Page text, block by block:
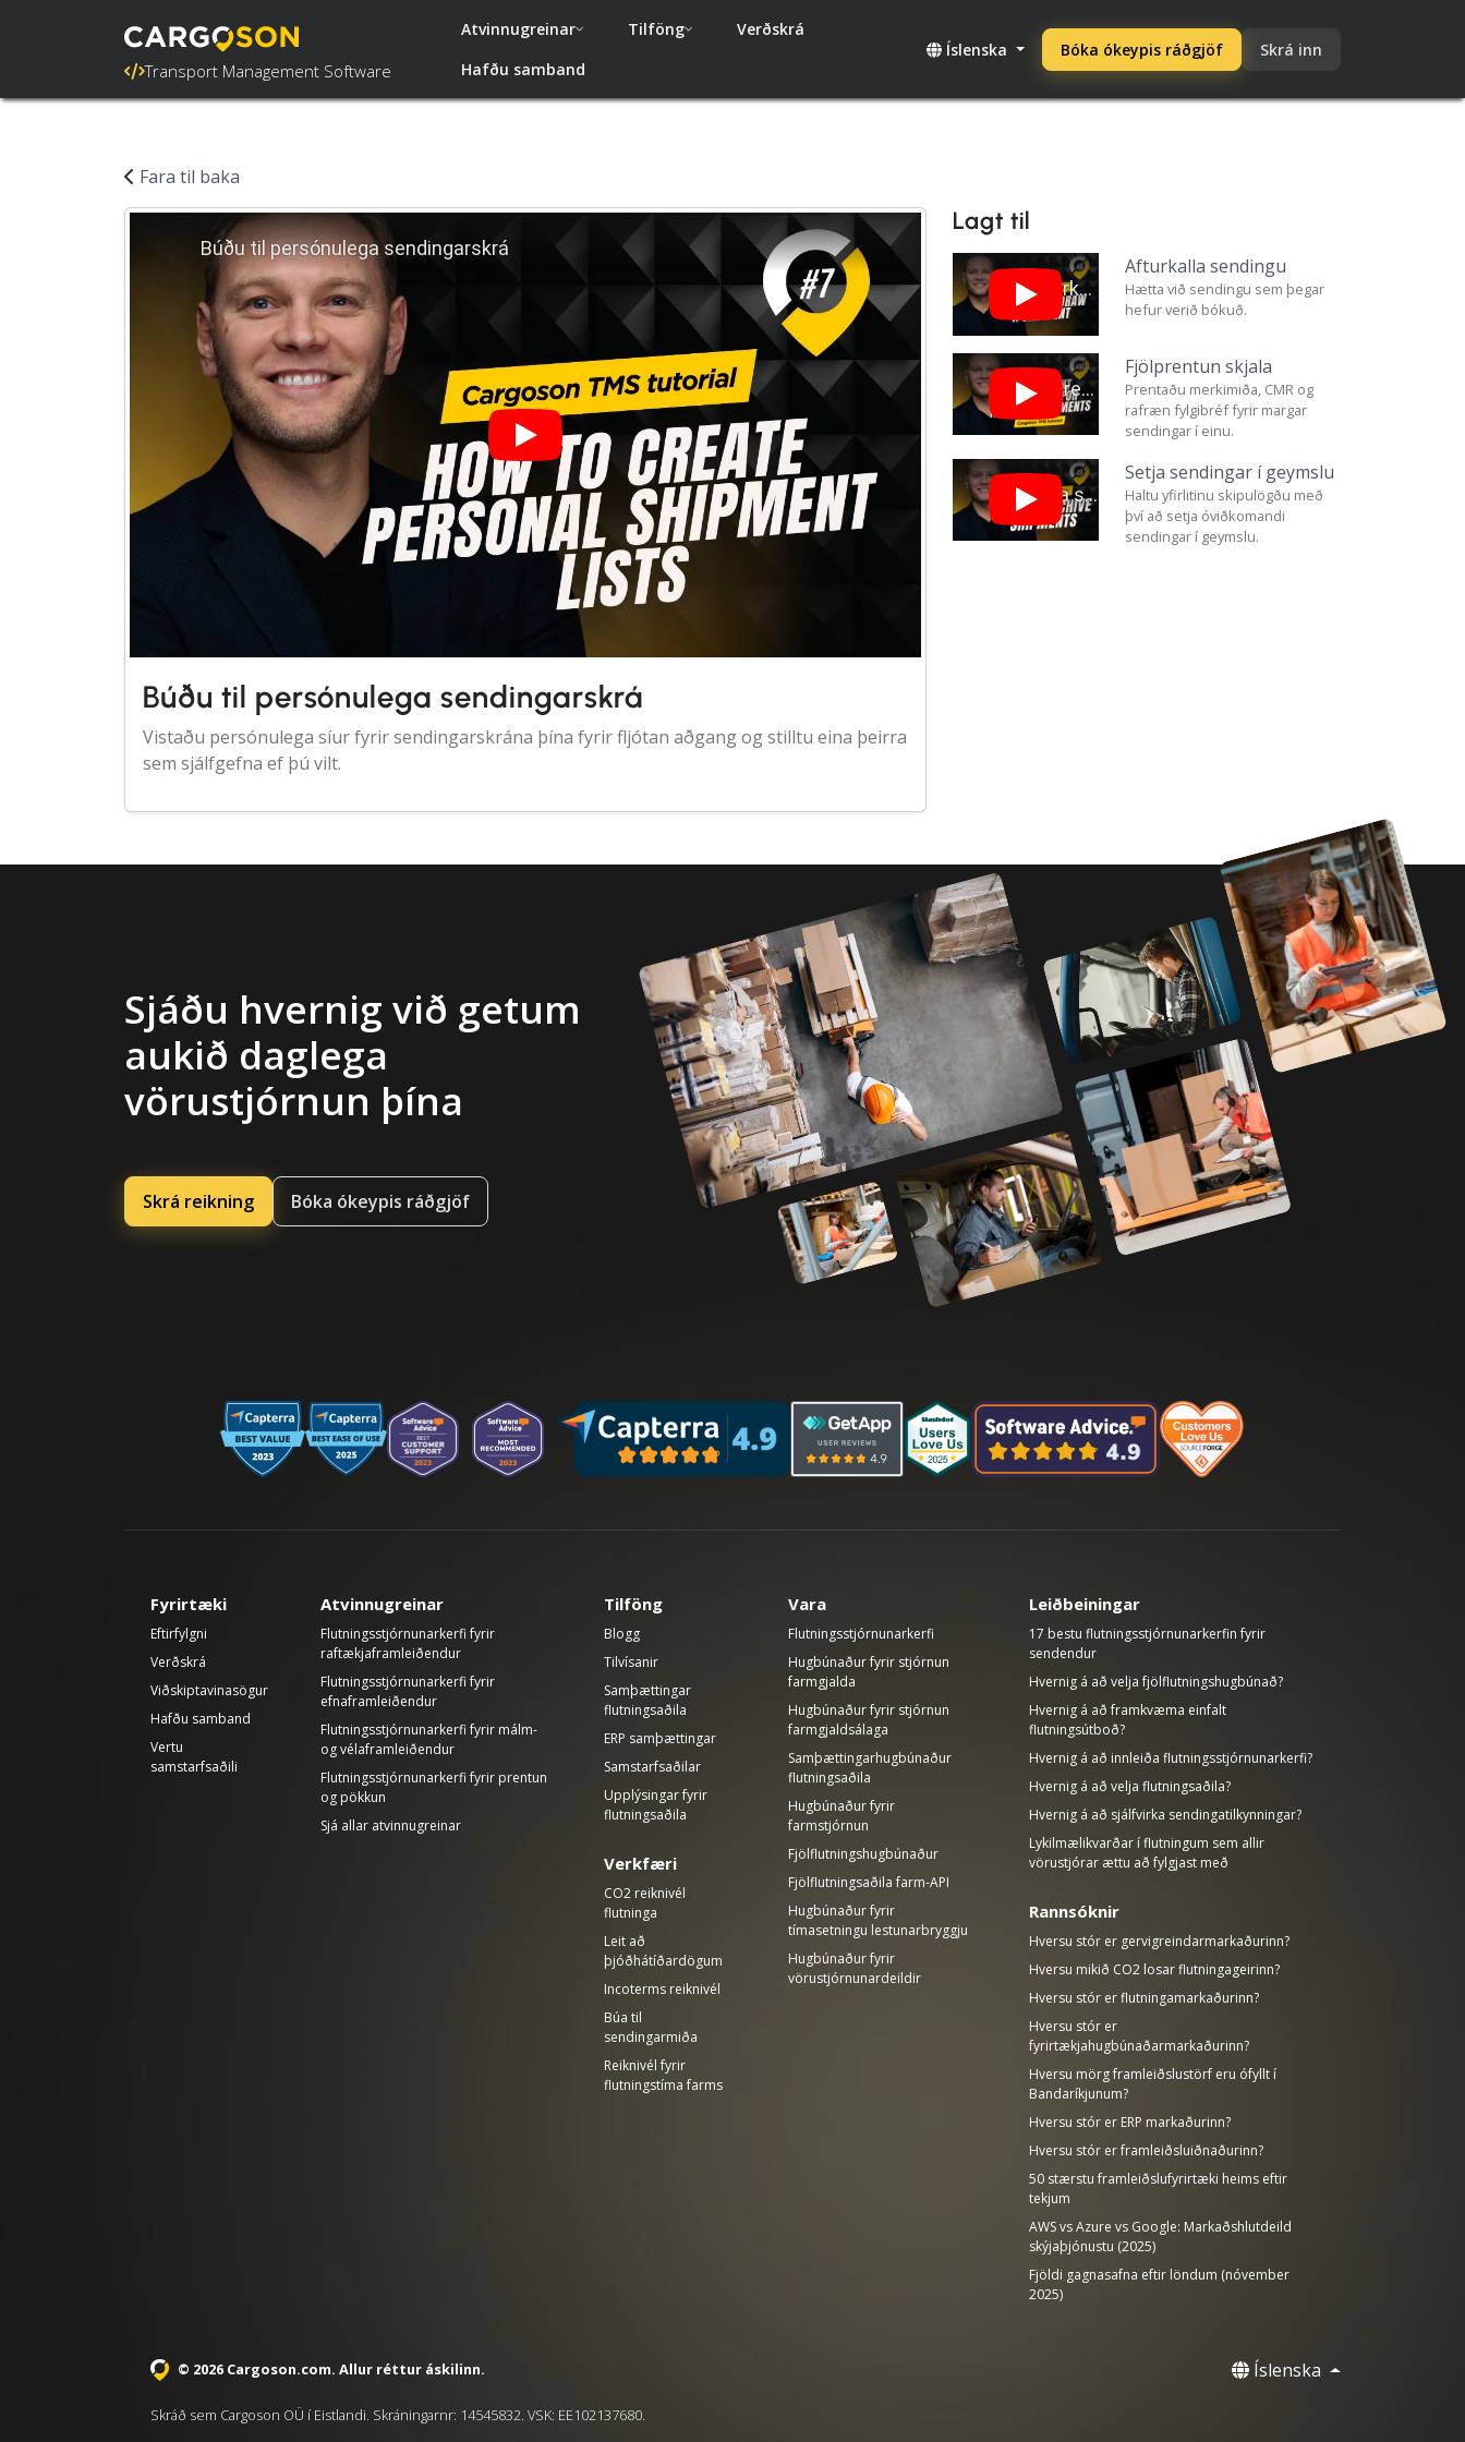
Transport Management Software
Atvinnugreinar Tilföng
Verðskrá
Hafðu samband
Íslenska Bóka ókeypis ráðgjöf Skrá inn
Fara til baka
Búðu til persónulega sendingarskrá
Vistaðu persónulega síur fyrir sendingarskrána þína fyrir fljótan aðgang og stilltu eina þeirra
sem sjálfgefna ef þú vilt.
Lagt til
Afturkalla sendingu
Hætta við sendingu sem þegar
hefur verið bókuð.
Fjölprentun skjala
Prentaðu merkimiða, CMR og
rafræn fylgibréf fyrir margar
sendingar í einu.
Setja sendingar í geymslu
Haltu yfirlitinu skipulögðu með
því að setja óviðkomandi
sendingar í geymslu.
Sjáðu hvernig við getum
aukið daglega
vörustjórnun þína
Skrá reikning Bóka ókeypis ráðgjöf
Fyrirtæki
Eftirfylgni
Verðskrá
Viðskiptavinasögur
Hafðu samband
Vertu
samstarfsaðili
Atvinnugreinar
Flutningsstjórnunarkerfi fyrir
raftækjaframleiðendur
Flutningsstjórnunarkerfi fyrir
efnaframleiðendur
Flutningsstjórnunarkerfi fyrir málm-
og vélaframleiðendur
Flutningsstjórnunarkerfi fyrir prentun
og pökkun
Sjá allar atvinnugreinar
Tilföng
Blogg
Tilvísanir
Samþættingar
flutningsaðila
ERP samþættingar
Samstarfsaðilar
Upplýsingar fyrir
flutningsaðila
Verkfæri
CO2 reiknivél
flutninga
Leit að
þjóðhátíðardögum
Incoterms reiknivél
Búa til
sendingarmiða
Reiknivél fyrir
flutningstíma farms
Vara
Flutningsstjórnunarkerfi
Hugbúnaður fyrir stjórnun
farmgjalda
Hugbúnaður fyrir stjórnun
farmgjaldsálaga
Samþættingarhugbúnaður
flutningsaðila
Hugbúnaður fyrir
farmstjórnun
Fjölflutningshugbúnaður
Fjölflutningsaðila farm-API
Hugbúnaður fyrir
tímasetningu lestunarbryggju
Hugbúnaður fyrir
vörustjórnunardeildir
Leiðbeiningar
17 bestu flutningsstjórnunarkerfin fyrir
sendendur
Hvernig á að velja fjölflutningshugbúnað?
Hvernig á að framkvæma einfalt
flutningsútboð?
Hvernig á að innleiða flutningsstjórnunarkerfi?
Hvernig á að velja flutningsaðila?
Hvernig á að sjálfvirka sendingatilkynningar?
Lykilmælikvarðar í flutningum sem allir
vörustjórar ættu að fylgjast með
Rannsóknir
Hversu stór er gervigreindarmarkaðurinn?
Hversu mikið CO2 losar flutningageirinn?
Hversu stór er flutningamarkaðurinn?
Hversu stór er
fyrirtækjahugbúnaðarmarkaðurinn?
Hversu mörg framleiðslustörf eru ófyllt í
Bandaríkjunum?
Hversu stór er ERP markaðurinn?
Hversu stór er framleiðsluiðnaðurinn?
50 stærstu framleiðslufyrirtæki heims eftir
tekjum
AWS vs Azure vs Google: Markaðshlutdeild
skýjaþjónustu (2025)
Fjöldi gagnasafna eftir löndum (nóvember
2025)
© 2026 Cargoson.com. Allur réttur áskilinn. Íslenska
Skráð sem Cargoson OÜ í Eistlandi. Skráningarnr: 14545832. VSK: EE102137680.